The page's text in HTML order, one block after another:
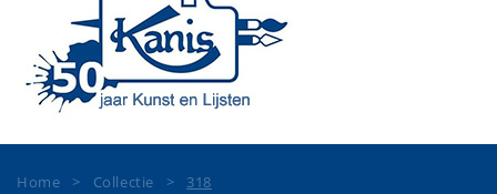
Home > Collectie > 318